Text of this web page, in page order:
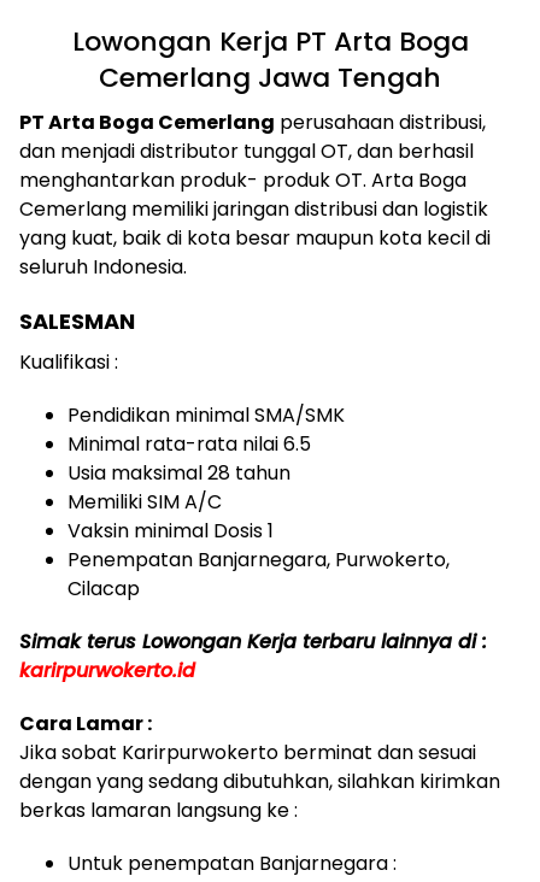
Lowongan Kerja PT Arta Boga
Cemerlang Jawa Tengah
PT Arta Boga Cemerlang perusahaan distribusi,
dan menjadi distributor tunggal OT, dan berhasil
menghantarkan produk- produk OT. Arta Boga
Cemerlang memiliki jaringan distribusi dan logistik
yang kuat, baik di kota besar maupun kota kecil di
seluruh Indonesia.
SALESMAN
Kualifikasi :
Pendidikan minimal SMA/SMK
Minimal rata-rata nilai 6.5
Usia maksimal 28 tahun
Memiliki SIM A/C
Vaksin minimal Dosis 1
Penempatan Banjarnegara, Purwokerto,
Cilacap
Simak terus Lowongan Kerja terbaru lainnya di :
karirpurwokerto.id
Cara Lamar :
Jika sobat Karirpurwokerto berminat dan sesuai
dengan yang sedang dibutuhkan, silahkan kirimkan
berkas lamaran langsung ke :
Untuk penempatan Banjarnegara :